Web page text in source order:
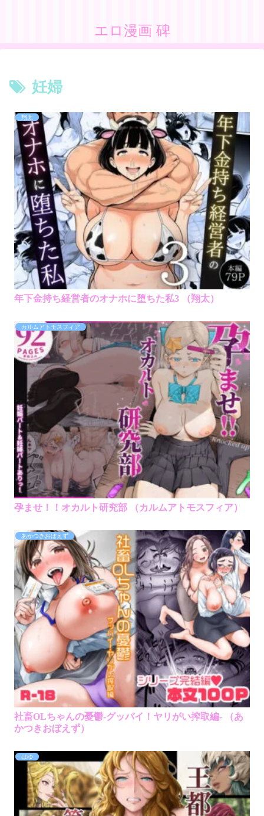
エロ漫画 碑
妊婦
翔太
年下金持ち経営者のオナホに堕ちた私3 （翔太）
カルムアトモスフィア
孕ませ！！オカルト研究部 （カルムアトモスフィア）
あかつきおぼえず
社畜OLちゃんの憂鬱-グッバイ！ヤリがい搾取編- （あ
かつきおぼえず）
はゆ